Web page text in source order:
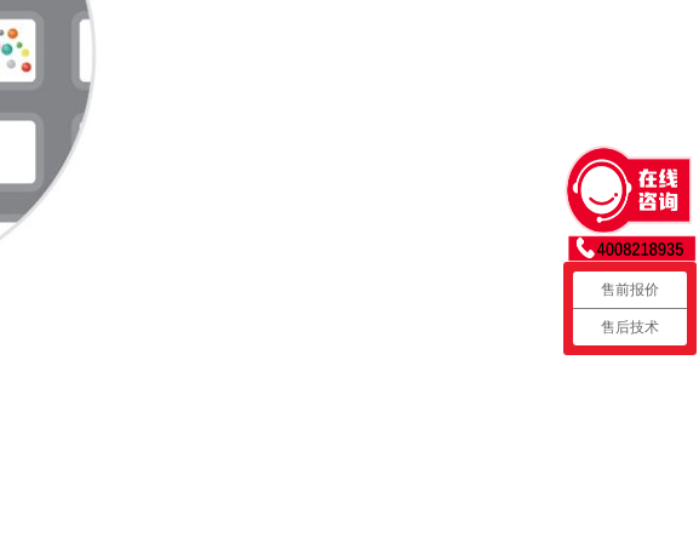
售前报价
售后技术